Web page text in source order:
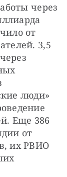
через
от
3,5
люди»
Еще 386
от
их РВИО